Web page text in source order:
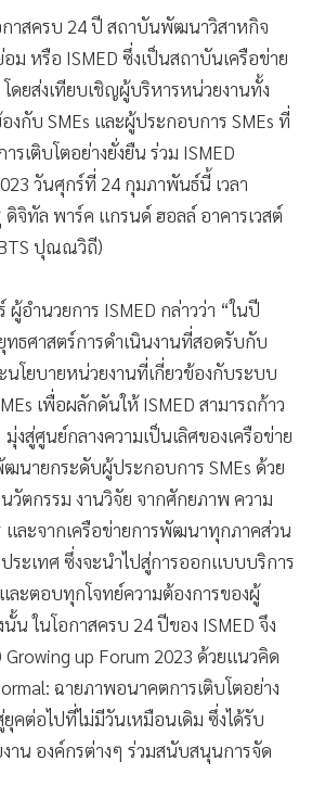
าสครบ 24 ปี สถาบันพัฒนาวิสาหกิจ
ม หรือ ISMED ซึ่งเป็นสถาบันเครือข่าย
ดยส่งเทียบเชิญผู้บริหารหน่วยงานทั้ง
งกับ SMEs และผู้ประกอบการ SMEs ที่
รเติบโตอย่างยั่งยืน ร่วม ISMED
วันศุกร์ที่ 24 กุมภาพันธ์นี้ เวลา
จิทัล พาร์ค แกรนด์ ฮอลล์ อาคารเวสต์
ปุณณวิถี)
อำนวยการ ISMED กล่าวว่า “ในปี
ทธศาสตร์การดำเนินงานที่สอดรับกับ
โยบายหน่วยงานที่เกี่ยวข้องกับระบบ
เพื่อผลักดันให้ ISMED สามารถก้าว
งสู่ศูนย์กลางความเป็นเลิศของเครือข่าย
นายกระดับผู้ประกอบการ SMEs ด้วย
วัตกรรม งานวิจัย จากศักยภาพ ความ
และจากเครือข่ายการพัฒนาทุกภาคส่วน
ระเทศ ซึ่งจะนำไปสู่การออกแบบบริการ
ะตอบทุกโจทย์ความต้องการของผู้
น ในโอกาสครบ 24 ปีของ ISMED จึง
up Forum 2023 ด้วยแนวคิด
ฉายภาพอนาคตการเติบโตอย่าง
ยุคต่อไปที่ไม่มีวันเหมือนเดิม ซึ่งได้รับ
าน องค์กรต่างๆ ร่วมสนับสนุนการจัด